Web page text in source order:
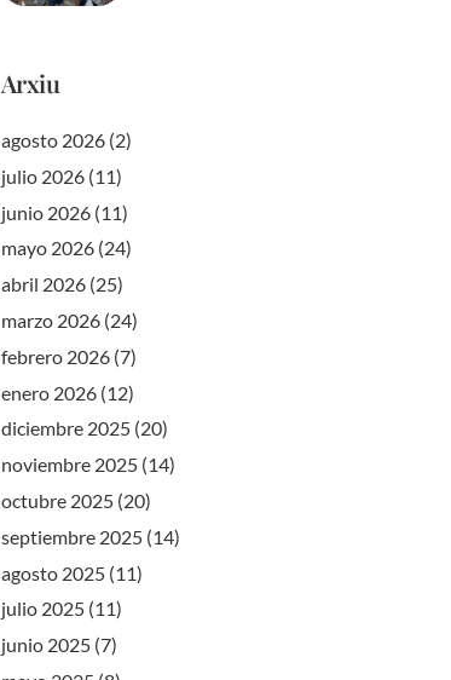
Arxiu
agosto 2026 (2)
julio 2026 (11)
junio 2026 (11)
mayo 2026 (24)
abril 2026 (25)
marzo 2026 (24)
febrero 2026 (7)
enero 2026 (12)
diciembre 2025 (20)
noviembre 2025 (14)
octubre 2025 (20)
septiembre 2025 (14)
agosto 2025 (11)
julio 2025 (11)
junio 2025 (7)